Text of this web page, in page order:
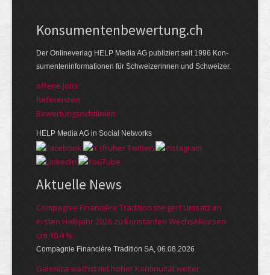
Kon­su­menten­be­wer­tung.ch
Der Online­verlag HELP Media AG publi­ziert seit 1996 Kon­
su­menten­infor­mationen für Schwei­zerinnen und Schweizer.
offene Jobs
Referenzen
Bewer­tungs­richt­linien
HELP Media AG in Social Networks
Aktuelle News
Compagnie Financière Tradition steigert Umsatz im
ersten Halbjahr 2026 zu konstanten Wechselkursen
um 10,4 %
Compagnie Financière Tradition SA, 06.08.2026
Galenica wächst mit hoher Kontinuität weiter